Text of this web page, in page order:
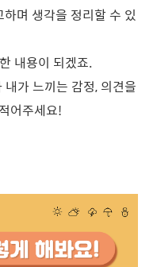
며 생각을 정리할 수 있
내용이 되겠죠.
가 느끼는 감정, 의견을
어주세요!